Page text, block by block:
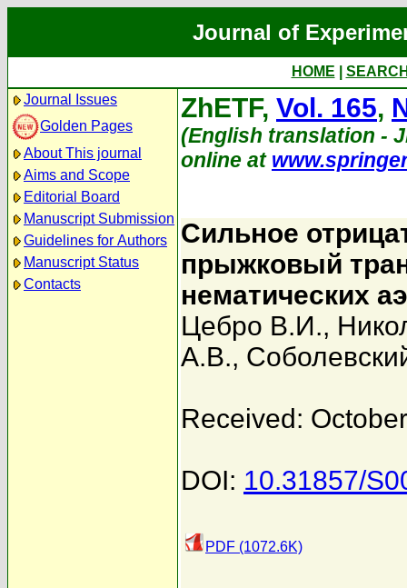
Journal of
HOME
Journal Issues
Golden Pages
About This journal
Aims and Scope
Editorial Board
Manuscript Submission
Guidelines for Authors
Manuscript Status
Contacts
ZhETF, Vol. 165,
(English translation -
online at
Сильное
прыжковый
нематических
Цебро В.И.,
А.В.,
Received:
DOI: 10.31857/
PDF (1072.6K)